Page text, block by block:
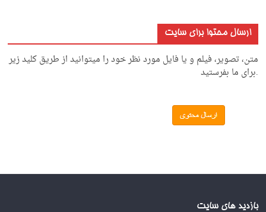
ارسال محتوا برای سایت
متن، تصویر، فیلم و یا فایل مورد نظر خود را میتوانید از طریق کلید زیر
.برای ما بفرستید
بازدید های سایت